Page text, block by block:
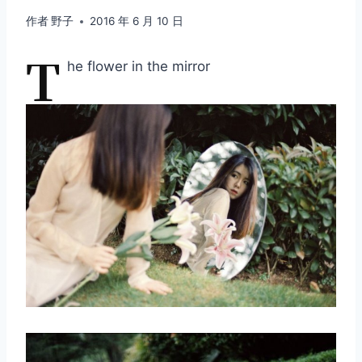
作者 野子 2016 年 6 月 10 日
T he flower in the mirror